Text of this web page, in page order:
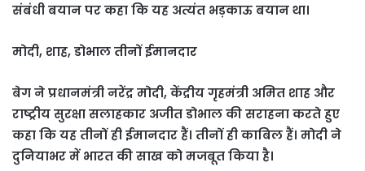
संबंधी बयान पर कहा कि यह अत्यंत भड़काऊ बयान था।
मोदी, शाह, डोभाल तीनों ईमानदार
बेग ने प्रधानमंत्री नरेंद्र मोदी, केंद्रीय गृहमंत्री अमित शाह और
राष्ट्रीय सुरक्षा सलाहकार अजीत डोभाल की सराहना करते हुए
कहा कि यह तीनों ही ईमानदार हैं। तीनों ही काबिल हैं। मोदी ने
दुनियाभर में भारत की साख को मजबूत किया है।